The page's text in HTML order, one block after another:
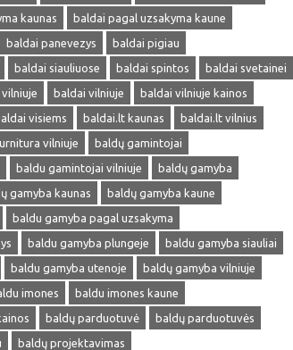
kaunas
baldai pagal uzsakyma kaune
baldai panevezys
baldai pigiau
baldai siauliuose baldai spintos
baldai svetainei
baldai vilniuje
baldai vilniuje kainos
visiems baldai.lt kaunas
baldai.lt vilnius
vilniuje
baldų gamintojai
baldu gamintojai vilniuje
baldų gamyba
gamyba kaunas
baldų gamyba kaune
baldu gamyba pagal uzsakyma
baldu gamyba plungeje
baldu gamyba siauliai
baldu gamyba utenoje
baldų gamyba vilniuje
imones
baldu imones kaune
baldų parduotuvė
baldų parduotuvės
baldų projektavimas